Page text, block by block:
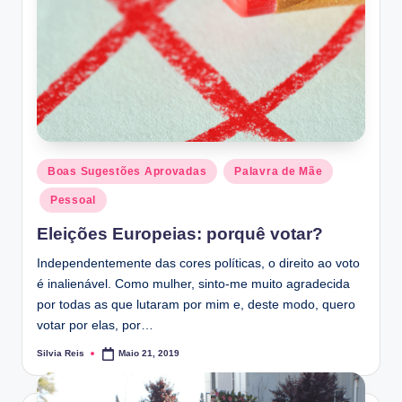
Posted
in
Boas Sugestões Aprovadas Palavra de Mãe
Pessoal
Eleições Europeias: porquê votar?
Independentemente das cores políticas, o direito ao voto
é inalienável. Como mulher, sinto-me muito agradecida
por todas as que lutaram por mim e, deste modo, quero
votar por elas, por…
Posted
Silvia Reis Maio 21, 2019